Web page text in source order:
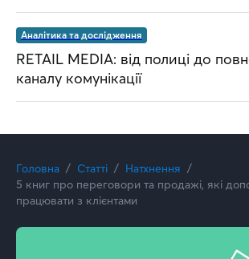
Аналітика та дослідження
RETAIL MEDIA: від полиці до
каналу комунікації
Головна Статті
Натхнення
5 книг про переговори та продажі, які
працювати з клієнтами